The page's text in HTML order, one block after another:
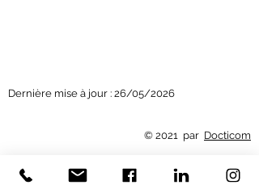
Dernière mise à jour : 26/05/2026
© 2021 par Docticom